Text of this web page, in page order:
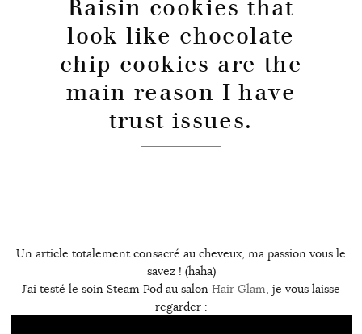
Raisin cookies that
look like chocolate
chip cookies are the
main reason I have
trust issues.
Un article totalement consacré au cheveux, ma passion vous le
savez ! (haha)
J’ai testé le soin Steam Pod au salon Hair Glam, je vous laisse
regarder :